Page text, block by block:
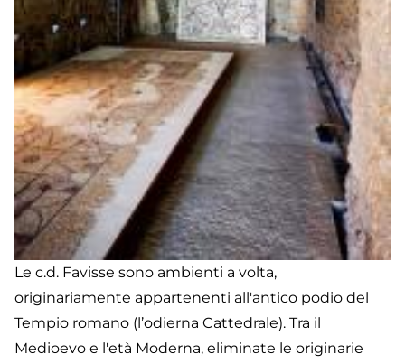
Le c.d. Favisse sono ambienti a volta,
originariamente appartenenti all'antico podio del
Tempio romano (l’odierna Cattedrale). Tra il
Medioevo e l'età Moderna, eliminate le originarie